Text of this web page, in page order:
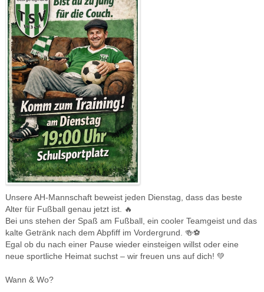
Unsere AH-Mannschaft beweist jeden Dienstag, dass das beste
Alter für Fußball genau jetzt ist. 🔥
Bei uns stehen der Spaß am Fußball, ein cooler Teamgeist und das
kalte Getränk nach dem Abpfiff im Vordergrund. 🍻⚽️
Egal ob du nach einer Pause wieder einsteigen willst oder eine
neue sportliche Heimat suchst – wir freuen uns auf dich! 💚
Wann & Wo?